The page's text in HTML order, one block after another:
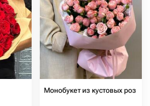
Монобукет из кустовых роз